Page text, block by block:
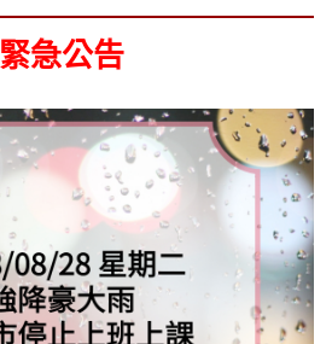
緊急公告